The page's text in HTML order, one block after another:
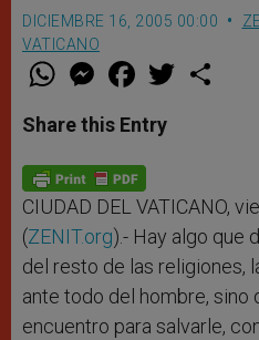
DICIEMBRE 16, 2005 00:00
VATICANO
W
t
s
p
p
M
e
s
e
g
e
r
F
a
e
b
o
k
w
Share this Entry
CIUDAD DEL VATICANO,
(ZENIT.org).- Hay algo que
del resto de las religiones,
ante todo del hombre, sino
encuentro para salvarle,